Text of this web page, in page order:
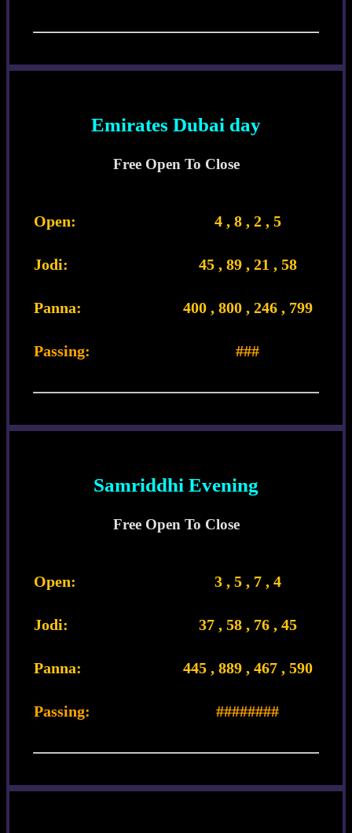
Emirates Dubai day
Free Open To Close
Open: 4 , 8 , 2 , 5
Jodi: 45 , 89 , 21 , 58
Panna: 400 , 800 , 246 , 799
Passing: ###
Samriddhi Evening
Free Open To Close
Open: 3 , 5 , 7 , 4
Jodi: 37 , 58 , 76 , 45
Panna: 445 , 889 , 467 , 590
Passing: ########